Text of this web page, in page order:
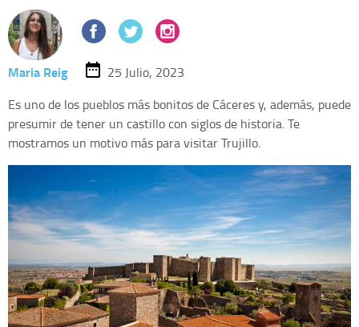
Maria Reig
25 Julio, 2023
Es uno de los pueblos más bonitos de Cáceres y, además, puede
presumir de tener un castillo con siglos de historia. Te
mostramos un motivo más para visitar Trujillo.